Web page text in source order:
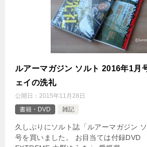
ルアーマガジン ソルト 2016年1月
ェイの洗礼
公開日： 2015年11月28日
書籍・DVD
雑記
久しぶりにソルト誌「ルアーマガジン
号を買いました。 お目当ては付録DVD